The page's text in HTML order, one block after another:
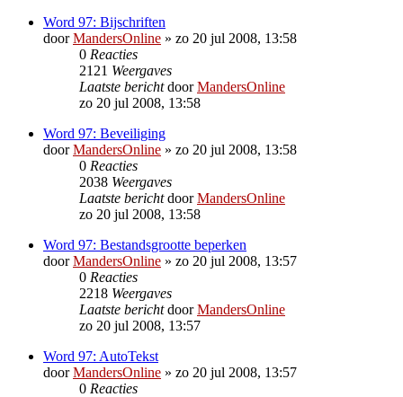
Word 97: Bijschriften
doorMandersOnline » zo 20 jul 2008, 13:58
0 Reacties
2121 Weergaves
Laatste berichtdoorMandersOnline
zo 20 jul 2008, 13:58
Word 97: Beveiliging
doorMandersOnline » zo 20 jul 2008, 13:58
0 Reacties
2038 Weergaves
Laatste berichtdoorMandersOnline
zo 20 jul 2008, 13:58
Word 97: Bestandsgrootte beperken
doorMandersOnline » zo 20 jul 2008, 13:57
0 Reacties
2218 Weergaves
Laatste berichtdoorMandersOnline
zo 20 jul 2008, 13:57
Word 97: AutoTekst
doorMandersOnline » zo 20 jul 2008, 13:57
0 Reacties